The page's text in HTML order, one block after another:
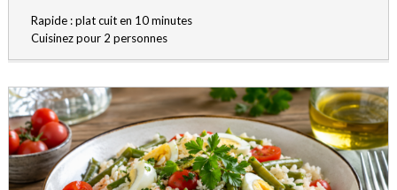
Rapide : plat cuit en 10 minutes
Cuisinez pour 2 personnes